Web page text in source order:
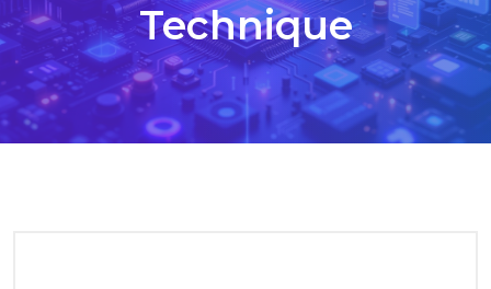
Technique